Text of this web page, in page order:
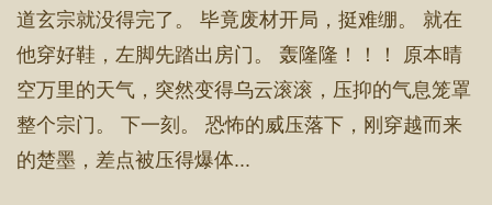
道玄宗就没得完了。 毕竟废材开局，挺难绷。 就在
他穿好鞋，左脚先踏出房门。 轰隆隆！！！ 原本晴
空万里的天气，突然变得乌云滚滚，压抑的气息笼罩
整个宗门。 下一刻。 恐怖的威压落下，刚穿越而来
的楚墨，差点被压得爆体...